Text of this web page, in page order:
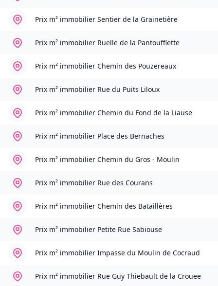
Prix m² immobilier Sentier de la Grainetière
Prix m² immobilier Ruelle de la Pantoufflette
Prix m² immobilier Chemin des Pouzereaux
Prix m² immobilier Rue du Puits Liloux
Prix m² immobilier Chemin du Fond de la Liause
Prix m² immobilier Place des Bernaches
Prix m² immobilier Chemin du Gros - Moulin
Prix m² immobilier Rue des Courans
Prix m² immobilier Chemin des Bataillères
Prix m² immobilier Petite Rue Sabiouse
Prix m² immobilier Impasse du Moulin de Cocraud
Prix m² immobilier Rue Guy Thiebault de la Crouee